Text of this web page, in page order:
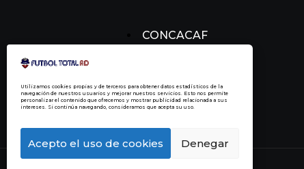
Utilizamos cookies propias y de terceros para obtener datos estadísticos de la
navegación de nuestros usuarios y mejorar nuestros servicios. Esto nos permite
personalizar el contenido que ofrecemos y mostrar publicidad relacionada a sus
intereses. Si continúa navegando, consideramos que acepta su uso.
Acepto el uso de cookies Denegar
CONCACAF